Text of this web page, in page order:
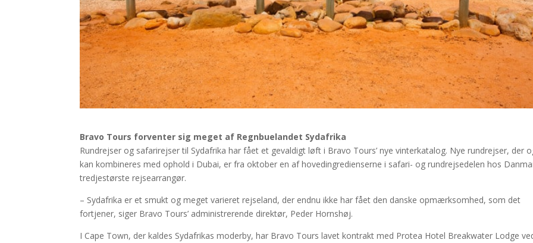
Bravo Tours forventer sig meget af Regnbuelandet Sydafrika
Rundrejser og safarirejser til Sydafrika har fået et gevaldigt løft i Bravo Tours’ nye vinterkatalog. Nye rundrejser, der
kan kombineres med ophold i Dubai, er fra oktober en af hovedingredienserne i safari- og rundrejsedelen hos
tredjestørste rejsearrangør.
– Sydafrika er et smukt og meget varieret rejseland, der endnu ikke har fået den danske opmærksomhed, som det
fortjener, siger Bravo Tours’ administrerende direktør, Peder Hornshøj.
I Cape Town, der kaldes Sydafrikas moderby, har Bravo Tours lavet kontrakt med Protea Hotel Breakwater Lodge